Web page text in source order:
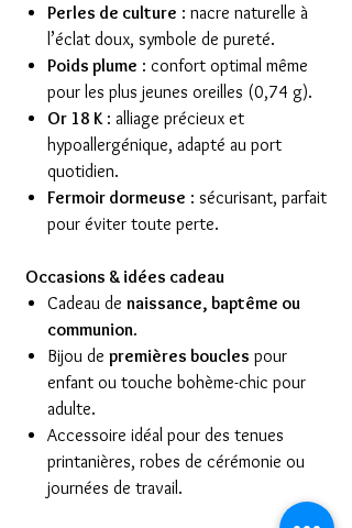
Perles de culture : nacre naturelle à
l’éclat doux, symbole de pureté.
Poids plume : confort optimal même
pour les plus jeunes oreilles (0,74 g).
Or 18 K: alliage précieux et
hypoallergénique, adapté au port
quotidien.
Fermoir dormeuse : sécurisant, parfait
pour éviter toute perte.
Occasions & idées cadeau
Cadeau de naissance, baptême ou
communion.
Bijou de premières boucles pour
enfant ou touche bohème-chic pour
adulte.
Accessoire idéal pour des tenues
printanières, robes de cérémonie ou
journées de travail.